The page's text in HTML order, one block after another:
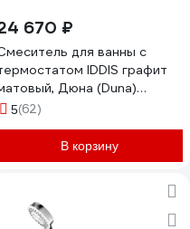
670 ₽
для ванны с
IDDIS графит
Дюна (Duna)
DUNGM02i74WA
5(62)
В корзину